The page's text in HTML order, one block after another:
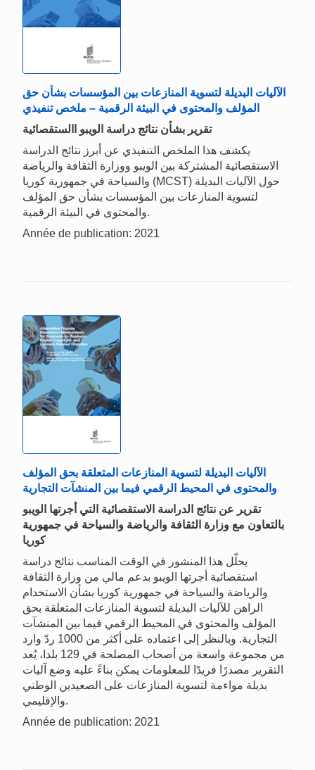
الآليات البديلة لتسوية المنازعات بين المؤسسات بشأن حق
المؤلف والمحتوى في البيئة الرقمية – ملخص تنفيذي
تقرير بشأن نتائج دراسة الويبو االستقصائية
يكشف هذا الملخص التنفيذي عن أبرز نتائج الدراسة
الاستقصائية المشتركة بين الويبو ووزارة الثقافة والرياضة
والسياحة في جمهورية كوريا (MCST) حول الآليات البديلة
لتسوية المنازعات بين المؤسسات بشأن حق المؤلف
والمحتوى في البيئة الرقمية.
Année de publication: 2021
الآليات البديلة لتسوية المنازعات المتعلقة بحق المؤلف
والمحتوى في المحيط الرقمي فيما بين المنشآت التجارية
تقرير عن نتائج الدراسة الاستقصائية التي أجرتها الويبو
بالتعاون مع وزارة الثقافة والرياضة والسياحة في جمهورية
كوريا
يحلّل هذا المنشور في الوقت المناسب نتائج دراسة
استقصائية أجرتها الويبو بدعم مالي من وزارة الثقافة
والرياضة والسياحة في جمهورية كوريا بشأن الاستخدام
الراهن للآليات البديلة لتسوية المنازعات المتعلقة بحق
المؤلف والمحتوى في المحيط الرقمي فيما بين المنشآت
التجارية. وبالنظر إلى اعتماده على أكثر من 1000 ردّ وارد
من مجموعة واسعة من أصحاب المصلحة في 129 بلدا، يُعد
التقرير مصدرًا فريدًا للمعلومات يمكن بناءً عليه وضع آليات
بديلة مواءمة لتسوية المنازعات على الصعيدين الوطني
والإقليمي.
Année de publication: 2021